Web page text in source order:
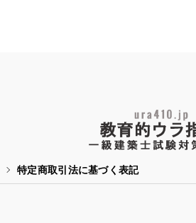
特定商取引法に基づく表記